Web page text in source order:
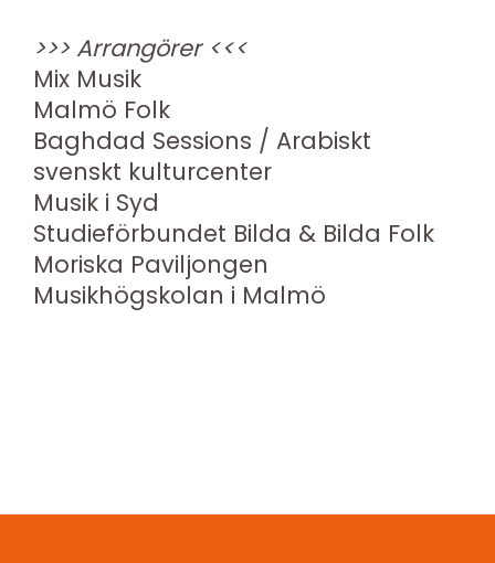
>>> Arrangörer <<<
Mix Musik
Malmö Folk
Baghdad Sessions / Arabiskt
svenskt kulturcenter
Musik i Syd
Studieförbundet Bilda & Bilda Folk
Moriska Paviljongen
Musikhögskolan i Malmö